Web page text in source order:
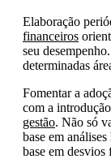
Elaboração
financeiros
seu
determinadas
Fomentar a
com a
gestão. Não só
base em
base em